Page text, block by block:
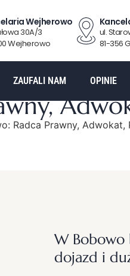
Wejherowo
30A/3
Wejherowo
ul.
81-356
ZAUFALI NAM OPINIE
Radca Prawny, Adwokat,
W Bobowo
dojazd i